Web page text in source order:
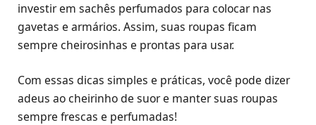
investir em sachês perfumados para colocar nas
gavetas e armários. Assim, suas roupas ficam
sempre cheirosinhas e prontas para usar.
Com essas dicas simples e práticas, você pode dizer
adeus ao cheirinho de suor e manter suas roupas
sempre frescas e perfumadas!